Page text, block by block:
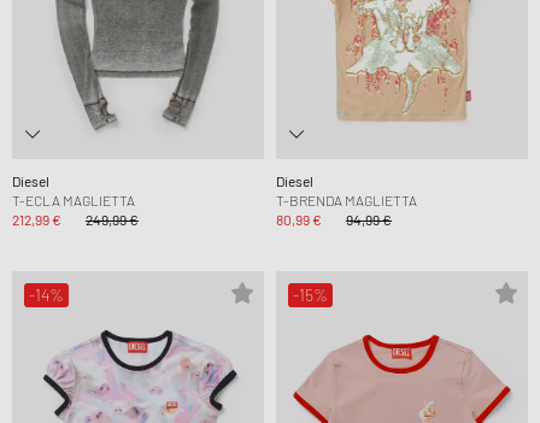
Diesel
T-ECLA MAGLIETTA
212,99 €
249,99 €
Diesel
T-BRENDA MAGLIETTA
80,99 €
94,99 €
-14% -15%